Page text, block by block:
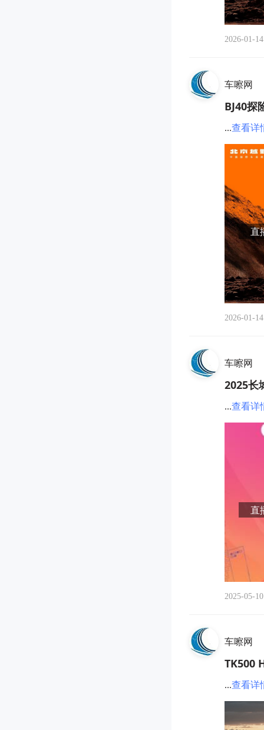
2026-01-14
车嚓网
BJ40探
...查看详
直
2026-01-14
车嚓网
2025长
...查看详
直
2025-05-10
车嚓网
TK500
...查看详